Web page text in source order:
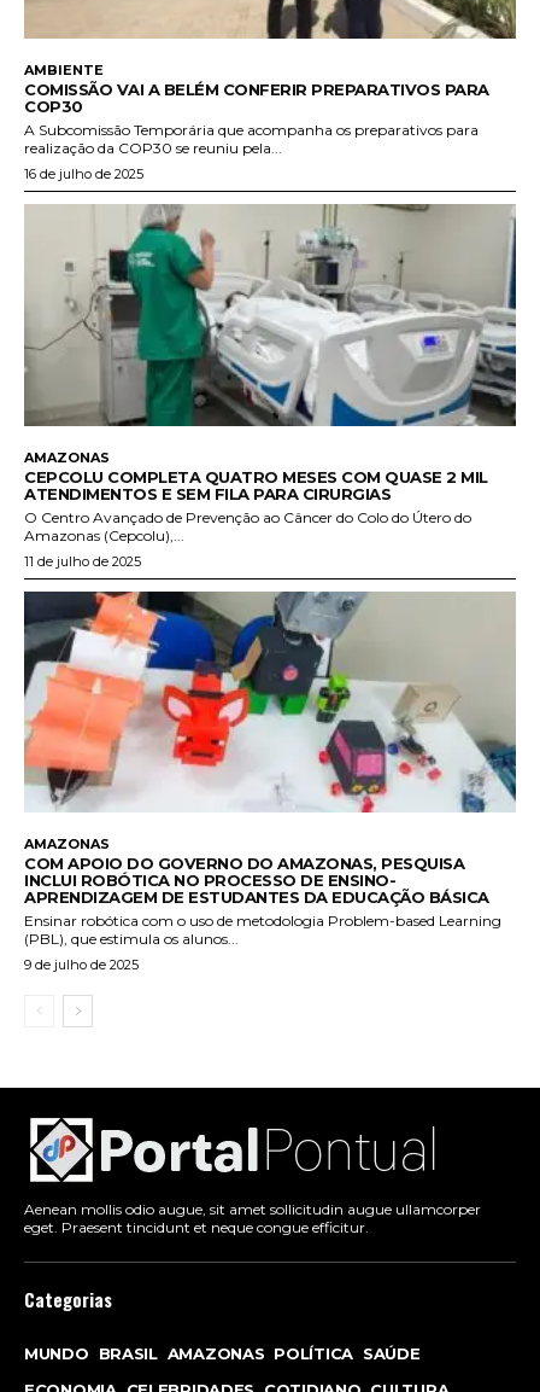
AMBIENTE
COMISSÃO VAI A BELÉM CONFERIR PREPARATIVOS PARA
COP30
A Subcomissão Temporária que acompanha os preparativos para
realização da COP30 se reuniu pela...
16 de julho de 2025
AMAZONAS
CEPCOLU COMPLETA QUATRO MESES COM QUASE 2 MIL
ATENDIMENTOS E SEM FILA PARA CIRURGIAS
O Centro Avançado de Prevenção ao Câncer do Colo do Útero do
Amazonas (Cepcolu),...
11 de julho de 2025
AMAZONAS
COM APOIO DO GOVERNO DO AMAZONAS, PESQUISA
INCLUI ROBÓTICA NO PROCESSO DE ENSINO-
APRENDIZAGEM DE ESTUDANTES DA EDUCAÇÃO BÁSICA
Ensinar robótica com o uso de metodologia Problem-based Learning
(PBL), que estimula os alunos...
9 de julho de 2025
Aenean mollis odio augue, sit amet sollicitudin augue ullamcorper
eget. Praesent tincidunt et neque congue efficitur.
Categorias
MUNDO BRASIL AMAZONAS POLÍTICA SAÚDE